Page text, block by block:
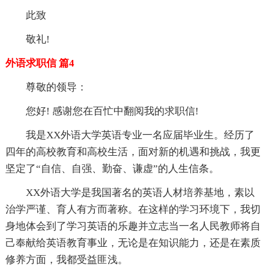
此致
敬礼!
外语求职信 篇4
尊敬的领导：
您好! 感谢您在百忙中翻阅我的求职信!
我是XX外语大学英语专业一名应届毕业生。经历了
四年的高校教育和高校生活，面对新的机遇和挑战，我更
坚定了“自信、自强、勤奋、谦虚”的人生信条。
XX外语大学是我国著名的英语人材培养基地，素以
治学严谨、育人有方而著称。在这样的学习环境下，我切
身地体会到了学习英语的乐趣并立志当一名人民教师将自
己奉献给英语教育事业，无论是在知识能力，还是在素质
修养方面，我都受益匪浅。